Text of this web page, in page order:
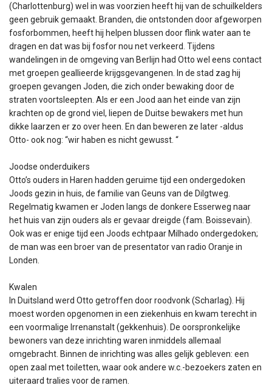
(Charlottenburg) wel in was voorzien heeft hij van de schuilkelders
geen gebruik gemaakt. Branden, die ontstonden door afgeworpen
fosforbommen, heeft hij helpen blussen door flink water aan te
dragen en dat was bij fosfor nou net verkeerd. Tijdens
wandelingen in de omgeving van Berlijn had Otto wel eens contact
met groepen geallieerde krijgsgevangenen. In de stad zag hij
groepen gevangen Joden, die zich onder bewaking door de
straten voortsleepten. Als er een Jood aan het einde van zijn
krachten op de grond viel, liepen de Duitse bewakers met hun
dikke laarzen er zo over heen. En dan beweren ze later -aldus
Otto- ook nog: “wir haben es nicht gewusst. “
Joodse onderduikers
Otto’s ouders in Haren hadden geruime tijd een ondergedoken
Joods gezin in huis, de familie van Geuns van de Dilgtweg.
Regelmatig kwamen er Joden langs de donkere Esserweg naar
het huis van zijn ouders als er gevaar dreigde (fam. Boissevain).
Ook was er enige tijd een Joods echtpaar Milhado ondergedoken;
de man was een broer van de presentator van radio Oranje in
Londen.
Kwalen
In Duitsland werd Otto getroffen door roodvonk (Scharlag). Hij
moest worden opgenomen in een ziekenhuis en kwam terecht in
een voormalige Irrenanstalt (gekkenhuis). De oorspronkelijke
bewoners van deze inrichting waren inmiddels allemaal
omgebracht. Binnen de inrichting was alles gelijk gebleven: een
open zaal met toiletten, waar ook andere w.c.-bezoekers zaten en
uiteraard tralies voor de ramen.